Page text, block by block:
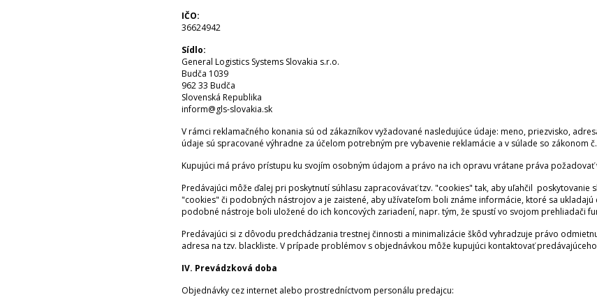
IČO:
36624942
Sídlo:
General Logistics Systems Slovakia s.r.o.
Budča 1039
962 33 Budča
Slovenská Republika
inform@gls-slovakia.sk
V rámci reklamačného konania sú od zákazníkov vyžadované nasledujúce údaje: meno, priezvisko,
údaje sú spracované výhradne za účelom potrebným pre vybavenie reklamácie a v súlade so zákonom
Kupujúci má právo prístupu ku svojím osobným údajom a právo na ich opravu vrátane práva
Predávajúci môže ďalej pri poskytnutí súhlasu zapracovávať tzv. "cookies" tak, aby uľahčil poskytovanie
"cookies" či podobných nástrojov a je zaistené, aby užívateľom boli známe informácie, ktoré sa
podobné nástroje boli uložené do ich koncových zariadení, napr. tým, že spustí vo svojom prehliadači
Predávajúci si z dôvodu predchádzania trestnej činnosti a minimalizácie škôd vyhradzuje právo
adresa na tzv. blackliste. V prípade problémov s objednávkou môže kupujúci kontaktovať
IV. Prevádzková doba
Objednávky cez internet alebo prostredníctvom personálu predajcu: